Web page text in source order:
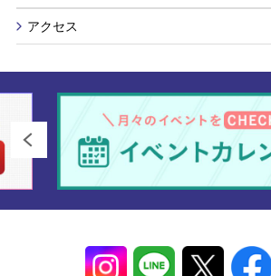
アクセス